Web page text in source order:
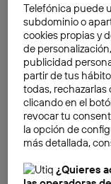
Telefónica puede
subdominio o
cookies propias y
de
publicidad
partir de tus
todas,
clicando en el
revocar tu
la opción de
más detallada,
¿Quieres